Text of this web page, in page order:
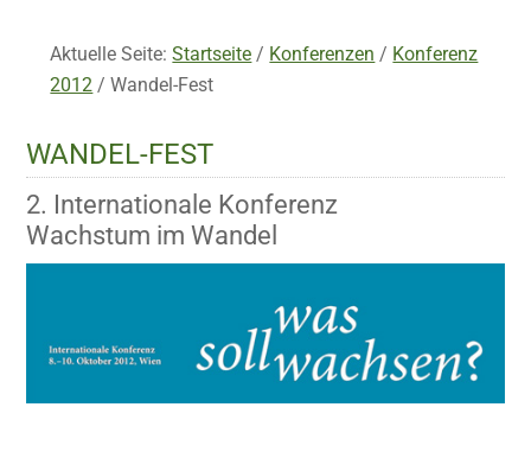
Aktuelle Seite:Startseite / Konferenzen / Konferenz
2012 / Wandel-Fest
WANDEL-FEST
2. Internationale Konferenz
Wachstum im Wandel